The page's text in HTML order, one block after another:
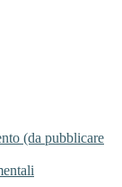
(da pubblicare